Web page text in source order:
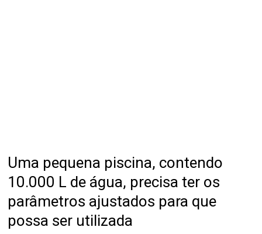
Uma pequena piscina, contendo
10.000 L de água, precisa ter os
parâmetros ajustados para que
possa ser utilizada